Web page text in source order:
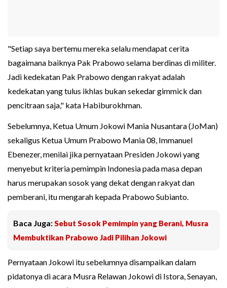
"Setiap saya bertemu mereka selalu mendapat cerita
bagaimana baiknya Pak Prabowo selama berdinas di militer.
Jadi kedekatan Pak Prabowo dengan rakyat adalah
kedekatan yang tulus ikhlas bukan sekedar gimmick dan
pencitraan saja," kata Habiburokhman.
Sebelumnya, Ketua Umum Jokowi Mania Nusantara (JoMan)
sekaligus Ketua Umum Prabowo Mania 08, Immanuel
Ebenezer, menilai jika pernyataan Presiden Jokowi yang
menyebut kriteria pemimpin Indonesia pada masa depan
harus merupakan sosok yang dekat dengan rakyat dan
pemberani, itu mengarah kepada Prabowo Subianto.
Baca Juga:Sebut Sosok Pemimpin yang Berani, Musra
Membuktikan Prabowo Jadi Pilihan Jokowi
Pernyataan Jokowi itu sebelumnya disampaikan dalam
pidatonya di acara Musra Relawan Jokowi di Istora, Senayan,